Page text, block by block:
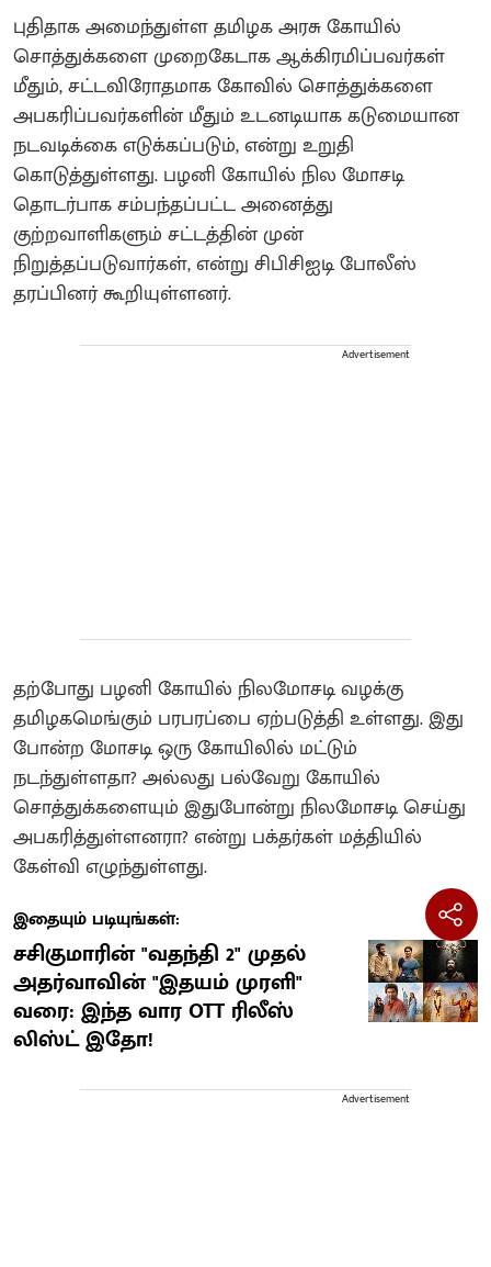
புதிதாக அமைந்துள்ள தமிழக அரசு கோயில்
சொத்துக்களை முறைகேடாக ஆக்கிரமிப்பவர்கள்
மீதும், சட்டவிரோதமாக கோவில் சொத்துக்களை
அபகரிப்பவர்களின் மீதும் உடனடியாக கடுமையான
நடவடிக்கை எடுக்கப்படும், என்று உறுதி
கொடுத்துள்ளது. பழனி கோயில் நில மோசடி
தொடர்பாக சம்பந்தப்பட்ட அனைத்து
குற்றவாளிகளும் சட்டத்தின் முன்
நிறுத்தப்படுவார்கள், என்று சிபிசிஐடி போலீஸ்
தரப்பினர் கூறியுள்ளனர்.
Advertisement
தற்போது பழனி கோயில் நிலமோசடி வழக்கு
தமிழகமெங்கும் பரபரப்பை ஏற்படுத்தி உள்ளது. இது
போன்ற மோசடி ஒரு கோயிலில் மட்டும்
நடந்துள்ளதா? அல்லது பல்வேறு கோயில்
சொத்துக்களையும் இதுபோன்று நிலமோசடி செய்து
அபகரித்துள்ளனரா? என்று பக்தர்கள் மத்தியில்
கேள்வி எழுந்துள்ளது.
இதையும் படியுங்கள்:
சசிகுமாரின் "வதந்தி 2" முதல்
அதர்வாவின் "இதயம் முரளி"
வரை: இந்த வார OTT ரிலீஸ்
லிஸ்ட் இதோ!
Advertisement